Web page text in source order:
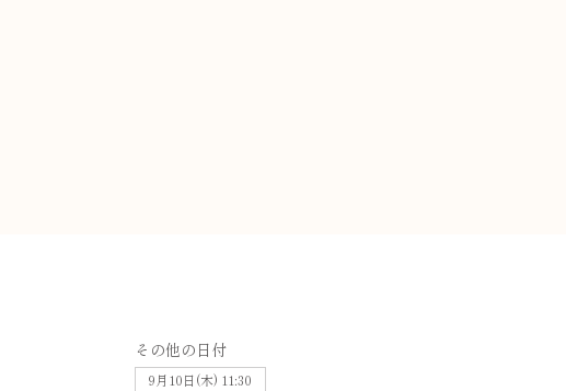
その他の日付
9月10日(木) 11:30